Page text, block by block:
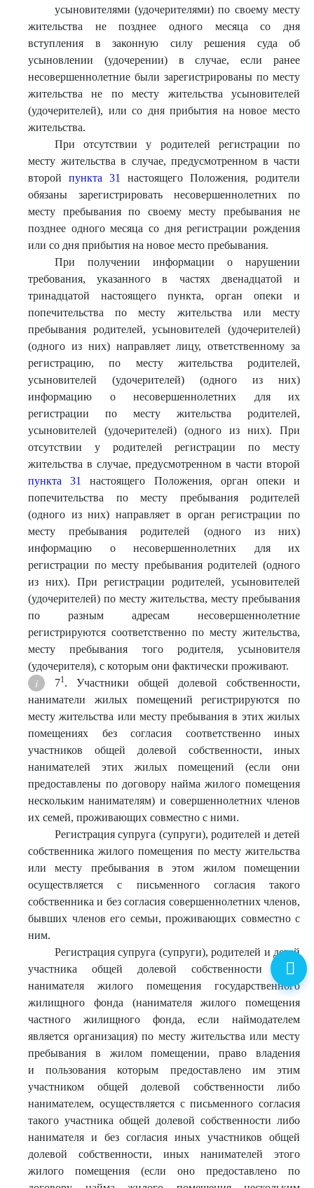
усыновителями (удочерителями) по своему месту
жительства не позднее одного месяца со дня
вступления в законную силу решения суда об
усыновлении (удочерении) в случае, если ранее
несовершеннолетние были зарегистрированы по месту
жительства не по месту жительства усыновителей
(удочерителей), или со дня прибытия на новое место
жительства.
При отсутствии у родителей регистрации по
месту жительства в случае, предусмотренном в части
второй пункта 31
настоящего Положения, родители
обязаны зарегистрировать несовершеннолетних по
месту пребывания по своему месту пребывания не
позднее одного месяца со дня регистрации рождения
или со дня прибытия на новое место пребывания.
При получении информации о нарушении
требования, указанного в частях двенадцатой и
тринадцатой настоящего пункта, орган опеки и
попечительства по месту жительства или месту
пребывания родителей, усыновителей (удочерителей)
(одного из них) направляет лицу, ответственному за
регистрацию, по месту жительства родителей,
усыновителей (удочерителей) (одного из них)
информацию о несовершеннолетних для их
регистрации по месту жительства родителей,
усыновителей (удочерителей) (одного из них). При
отсутствии у родителей регистрации по месту
жительства в случае, предусмотренном в части второй
пункта 31
настоящего Положения, орган опеки и
попечительства по месту пребывания родителей
(одного из них) направляет в орган регистрации по
месту пребывания родителей (одного из них)
информацию о несовершеннолетних для их
регистрации по месту пребывания родителей (одного
из них). При регистрации родителей, усыновителей
(удочерителей) по месту жительства, месту пребывания
по разным адресам несовершеннолетние
регистрируются соответственно по месту жительства,
месту пребывания того родителя, усыновителя
(удочерителя), с которым они фактически проживают.
71. Участники общей долевой собственности,
наниматели жилых помещений регистрируются по
месту жительства или месту пребывания в этих жилых
помещениях без согласия соответственно иных
участников общей долевой собственности, иных
нанимателей этих жилых помещений (если они
предоставлены по договору найма жилого помещения
нескольким нанимателям) и совершеннолетних членов
их семей, проживающих совместно с ними.
Регистрация супруга (супруги), родителей и детей
собственника жилого помещения по месту жительства
или месту пребывания в этом жилом помещении
осуществляется с письменного согласия такого
собственника и без согласия совершеннолетних членов,
бывших членов его семьи, проживающих совместно с
ним.
Регистрация супруга (супруги), родителей и детей
участника общей долевой собственности либо
нанимателя жилого помещения государственного
жилищного фонда (нанимателя жилого помещения
частного жилищного фонда, если наймодателем
является организация) по месту жительства или месту
пребывания в жилом помещении, право владения
и пользования которым предоставлено им этим
участником общей долевой собственности либо
нанимателем, осуществляется с письменного согласия
такого участника общей долевой собственности либо
нанимателя и без согласия иных участников общей
долевой собственности, иных нанимателей этого
жилого помещения (если оно предоставлено по